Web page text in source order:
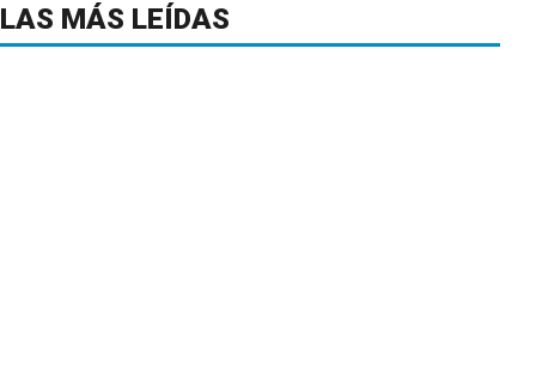
LAS MÁS LEÍDAS